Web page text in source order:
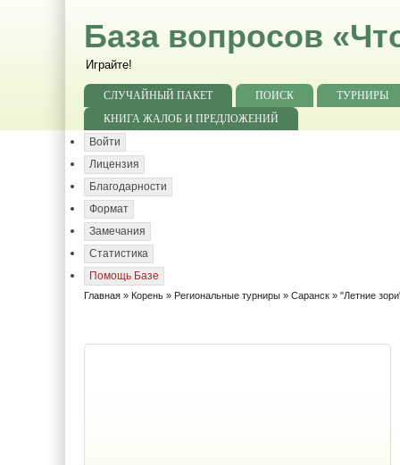
База вопросов
Играйте!
СЛУЧАЙНЫЙ ПАКЕТ ПОИСК
ТУРНИРЫ
КНИГА ЖАЛОБ И ПРЕДЛОЖЕНИЙ
Войти
Лицензия
Благодарности
Формат
Замечания
Статистика
Помощь Базе
Главная » Корень » Региональные турниры » Саранск » "Летние